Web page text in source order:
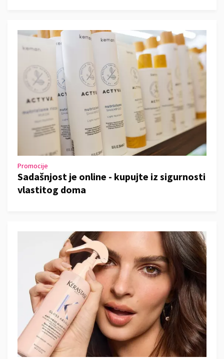
Promocije
Sadašnjost je online - kupujte iz sigurnosti
vlastitog doma